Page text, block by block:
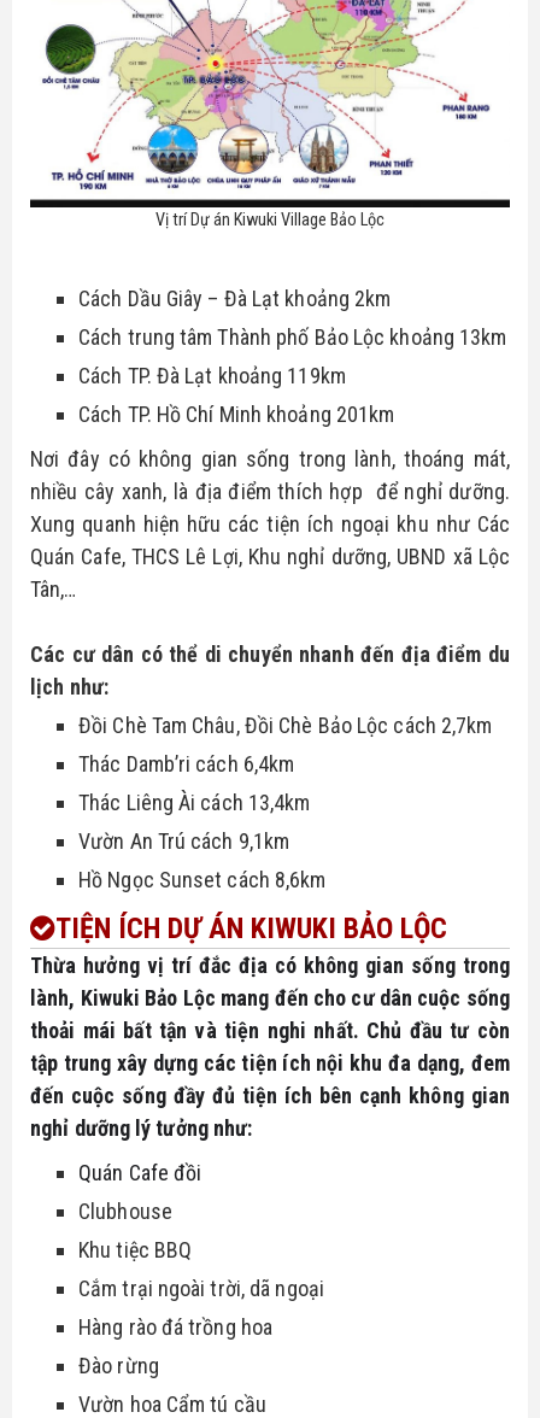
Vị trí Dự án Kiwuki Village Bảo Lộc
Cách Dầu Giây – Đà Lạt khoảng 2km
Cách trung tâm Thành phố Bảo Lộc khoảng 13km
Cách TP. Đà Lạt khoảng 119km
Cách TP. Hồ Chí Minh khoảng 201km
Nơi đây có không gian sống trong lành, thoáng mát,
nhiều cây xanh, là địa điểm thích hợp  để nghỉ dưỡng.
Xung quanh hiện hữu các tiện ích ngoại khu như Các
Quán Cafe, THCS Lê Lợi, Khu nghỉ dưỡng, UBND xã Lộc
Tân,…
Các cư dân có thể di chuyển nhanh đến địa điểm du
lịch như:
Đồi Chè Tam Châu, Đồi Chè Bảo Lộc cách 2,7km
Thác Damb’ri cách 6,4km
Thác Liêng Ài cách 13,4km
Vườn An Trú cách 9,1km
Hồ Ngọc Sunset cách 8,6km
TIỆN ÍCH DỰ ÁN KIWUKI BẢO LỘC
Thừa hưởng vị trí đắc địa có không gian sống trong
lành, Kiwuki Bảo Lộc mang đến cho cư dân cuộc sống
thoải mái bất tận và tiện nghi nhất. Chủ đầu tư còn
tập trung xây dựng các tiện ích nội khu đa dạng, đem
đến cuộc sống đầy đủ tiện ích bên cạnh không gian
nghỉ dưỡng lý tưởng như:
Quán Cafe đồi
Clubhouse
Khu tiệc BBQ
Cắm trại ngoài trời, dã ngoại
Hàng rào đá trồng hoa
Đào rừng
Vườn hoa Cẩm tú cầu